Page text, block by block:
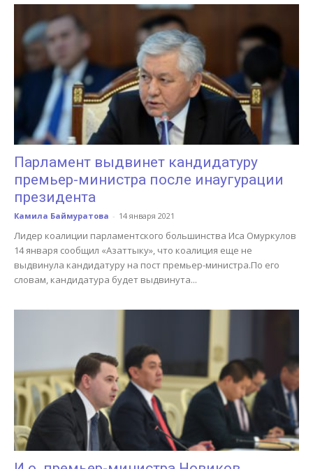
Парламент выдвинет кандидатуру
премьер-министра после инаугурации
президента
Камила Баймуратова - 14 января 2021
Лидер коалиции парламентского большинства Иса Омуркулов
14 января сообщил «Азаттыку», что коалиция еще не
выдвинула кандидатуру на пост премьер-министра.По его
словам, кандидатура будет выдвинута...